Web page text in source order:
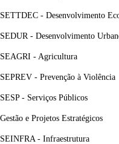
SETTDEC - Desenvolvimento
SEDUR - Desenvolvimento
SEAGRI - Agricultura
SEPREV - Prevenção à Violência
SESP - Serviços Públicos
Gestão e Projetos Estratégicos
SEINFRA - Infraestrutura